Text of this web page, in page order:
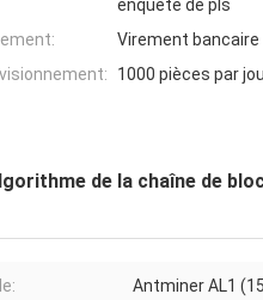
enquête de pls
Virement bancaire
1000 pièces par
de la chaîne de
Antminer AL1